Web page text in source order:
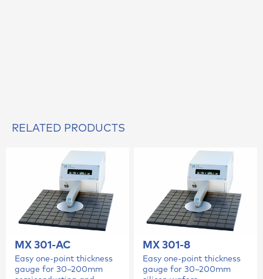
RELATED PRODUCTS
MX 301-AC
Easy one-point thickness
gauge for 30–200mm
MX 301-8
Easy one-point thickness
gauge for 30–200mm